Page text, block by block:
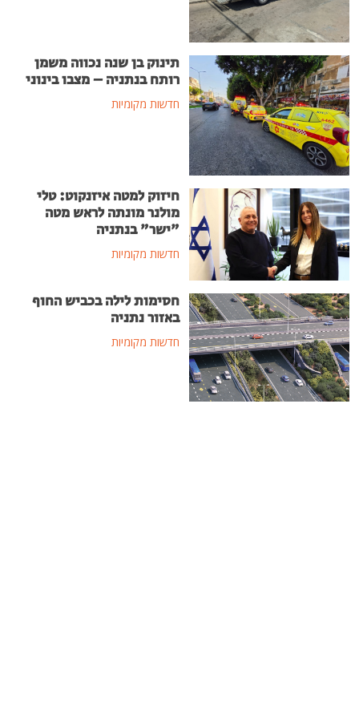
תינוק בן שנה נכווה משמן
רותח בנתניה – מצבו בינוני
חדשות מקומיות
חיזוק למטה איזנקוט: טלי
מולנר מונתה לראש מטה
"ישר" בנתניה
חדשות מקומיות
חסימות לילה בכביש החוף
באזור נתניה
חדשות מקומיות